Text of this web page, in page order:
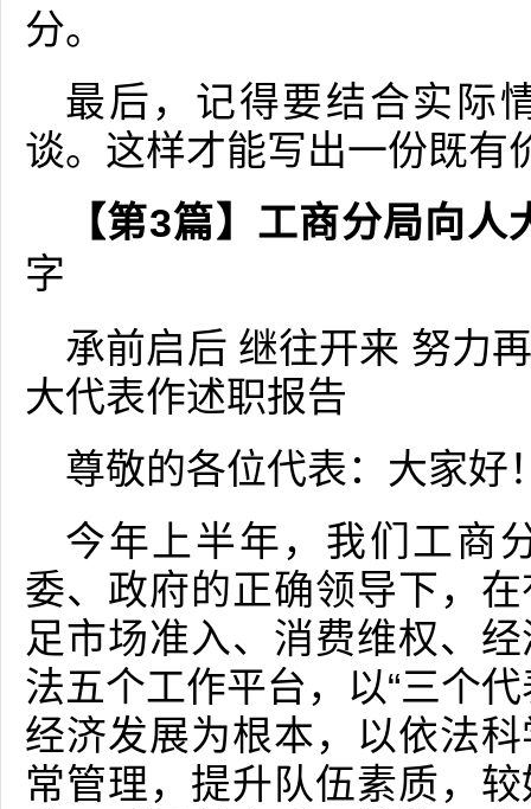
分。
最后，记得要结合实际
谈。这样才能写出一份既有
【第3篇】工商分局向
字
承前启后 继往开来 努力
大代表作述职报告
尊敬的各位代表：大家好
今年上半年，我们工商
委、政府的正确领导下，
足市场准入、消费维权、
法五个工作平台，以“三个
经济发展为根本，以依法
常管理，提升队伍素质，